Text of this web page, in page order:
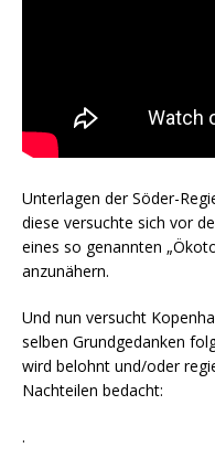
Unterlagen der Söder-
diese versuchte sich vor
eines so genannten
anzunähern.
Und nun versucht
selben Grundgedanken
wird belohnt und/oder
Nachteilen bedacht:
.